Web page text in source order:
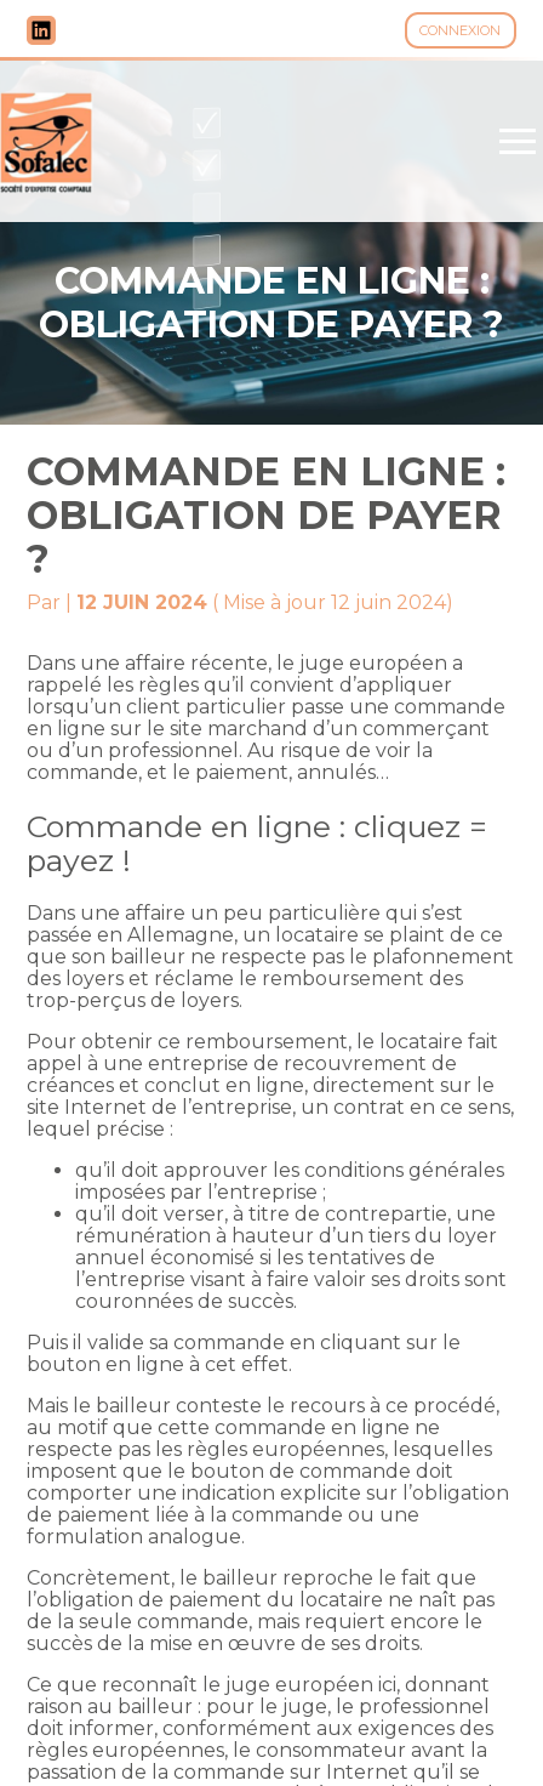
CONNEXION
Aller
au
contenu
COMMANDE EN LIGNE :
OBLIGATION DE PAYER ?
COMMANDE EN LIGNE :
OBLIGATION DE PAYER
?
Par 12 JUIN 2024 ( Mise à jour 12 juin 2024)
Dans une affaire récente, le juge européen a
rappelé les règles qu’il convient d’appliquer
lorsqu’un client particulier passe une commande
en ligne sur le site marchand d’un commerçant
ou d’un professionnel. Au risque de voir la
commande, et le paiement, annulés…
Commande en ligne : cliquez =
payez !
Dans une affaire un peu particulière qui s’est
passée en Allemagne, un locataire se plaint de ce
que son bailleur ne respecte pas le plafonnement
des loyers et réclame le remboursement des
trop-perçus de loyers.
Pour obtenir ce remboursement, le locataire fait
appel à une entreprise de recouvrement de
créances et conclut en ligne, directement sur le
site Internet de l’entreprise, un contrat en ce sens,
lequel précise :
qu’il doit approuver les conditions générales
imposées par l’entreprise ;
qu’il doit verser, à titre de contrepartie, une
rémunération à hauteur d’un tiers du loyer
annuel économisé si les tentatives de
l’entreprise visant à faire valoir ses droits sont
couronnées de succès.
Puis il valide sa commande en cliquant sur le
bouton en ligne à cet effet.
Mais le bailleur conteste le recours à ce procédé,
au motif que cette commande en ligne ne
respecte pas les règles européennes, lesquelles
imposent que le bouton de commande doit
comporter une indication explicite sur l’obligation
de paiement liée à la commande ou une
formulation analogue.
Concrètement, le bailleur reproche le fait que
l’obligation de paiement du locataire ne naît pas
de la seule commande, mais requiert encore le
succès de la mise en œuvre de ses droits.
Ce que reconnaît le juge européen ici, donnant
raison au bailleur : pour le juge, le professionnel
doit informer, conformément aux exigences des
règles européennes, le consommateur avant la
passation de la commande sur Internet qu’il se